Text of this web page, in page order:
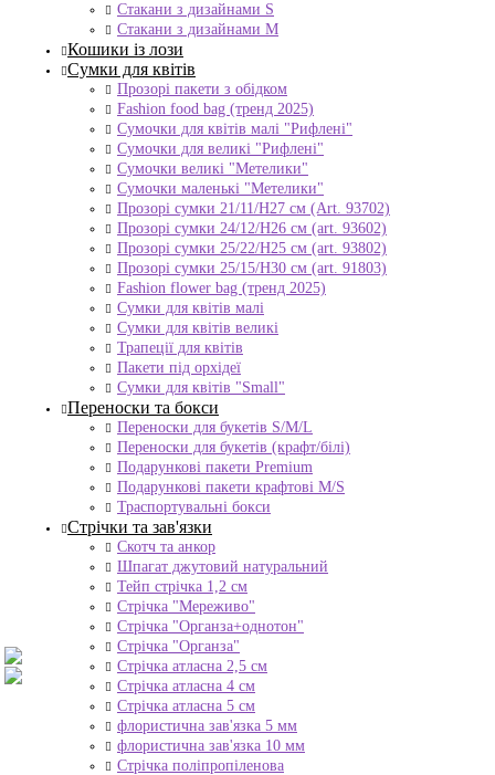
Стакани з дизайнами S
Стакани з дизайнами М
Кошики із лози
Сумки для квітів
Прозорі пакети з обідком
Fashion food bag (тренд 2025)
Сумочки для квітів малі "Рифлені"
Сумочки для великі "Рифлені"
Сумочки великі "Метелики"
Сумочки маленькі "Метелики"
Прозорі сумки 21/11/H27 см (Art. 93702)
Прозорі сумки 24/12/Н26 см (art. 93602)
Прозорі сумки 25/22/Н25 см (art. 93802)
Прозорі сумки 25/15/Н30 см (art. 91803)
Fashion flower bag (тренд 2025)
Сумки для квітів малі
Сумки для квітів великі
Трапеції для квітів
Пакети під орхідеї
Сумки для квітів "Small"
Переноски та бокси
Переноски для букетів S/M/L
Переноски для букетів (крафт/білі)
Подарункові пакети Premium
Подарункові пакети крафтові M/S
Траспортувальні бокси
Стрічки та зав'язки
Скотч та анкор
Шпагат джутовий натуральний
Тейп стрічка 1,2 см
Стрічка "Мереживо"
Стрічка "Органза+однотон"
Стрічка "Органза"
Стрічка атласна 2,5 см
Стрічка атласна 4 см
Стрічка атласна 5 см
флористична зав'язка 5 мм
флористична зав'язка 10 мм
Стрічка поліпропіленова